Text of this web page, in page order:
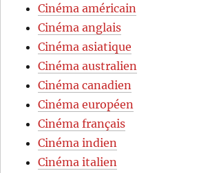
Cinéma américain
Cinéma anglais
Cinéma asiatique
Cinéma australien
Cinéma canadien
Cinéma européen
Cinéma français
Cinéma indien
Cinéma italien